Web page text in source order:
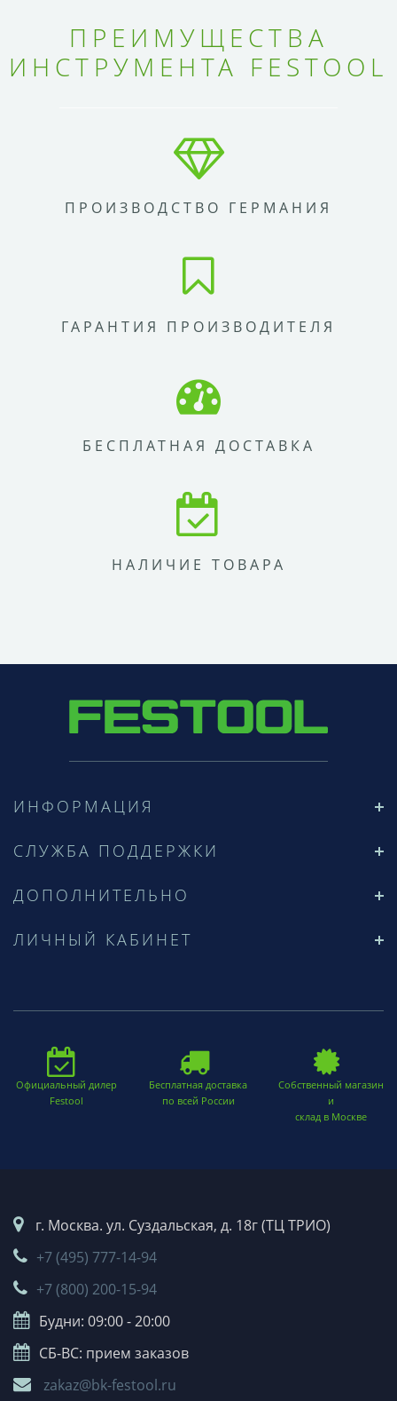
ПРЕИМУЩЕСТВА
ИНСТРУМЕНТА FESTOOL
ПРОИЗВОДСТВО ГЕРМАНИЯ
ГАРАНТИЯ ПРОИЗВОДИТЕЛЯ
БЕСПЛАТНАЯ ДОСТАВКА
НАЛИЧИЕ ТОВАРА
ИНФОРМАЦИЯ
СЛУЖБА ПОДДЕРЖКИ
ДОПОЛНИТЕЛЬНО
ЛИЧНЫЙ КАБИНЕТ
Официальный дилер
Festool
Бесплатная доставка
по всей России
Собственный магазин
и
склад в Москве
г. Москва. ул. Суздальская, д. 18г (ТЦ ТРИО)
+7 (495) 777-14-94
+7 (800) 200-15-94
Будни: 09:00 - 20:00
СБ-ВС: прием заказов
zakaz@bk-festool.ru